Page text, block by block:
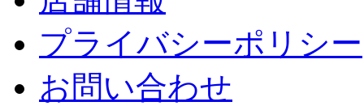
プライバシーポリシー
お問い合わせ